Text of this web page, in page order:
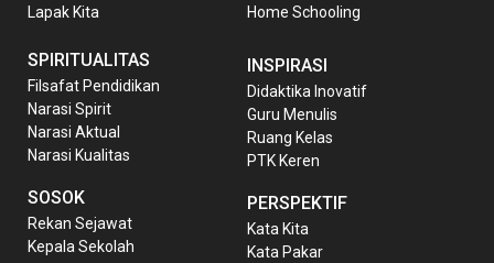
Lapak Kita
Home Schooling
SPIRITUALITAS
Filsafat Pendidikan
Narasi Spirit
Narasi Aktual
Narasi Kualitas
SOSOK
Rekan Sejawat
Kepala Sekolah
INSPIRASI
Didaktika Inovatif
Guru Menulis
Ruang Kelas
PTK Keren
PERSPEKTIF
Kata Kita
Kata Pakar